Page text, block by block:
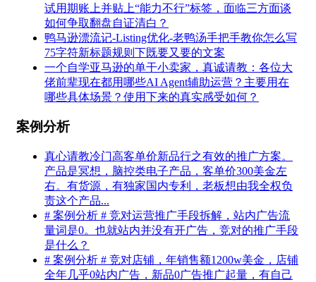
试用期账上并贴上“能力不行”标签，面临三方面谈
如何争取翻盘自证清白？
鸭马逊漂流记-Listing优化-老鸭汤手把手教你怎么写
75字符新标题规则下既要又要的文案
一个自学亚马逊的单干小卖家，真诚请教：各位大
佬前辈现在都用哪些AI Agent辅助运营？主要用在
哪些具体场景？使用下来的真实感受如何？
案例分析
真心请教冷门高客单价新品行之有效的推广方案。
产品是冥想，脑控类电子产品，客单价300美金左
右。有货源，有独家国内专利，老板想由我全权负
责这个产品...
# 案例分析 # 竞对运营推广手段拆解，站内广告流
量词是0。也就站内并没有开广告，竞对的推广手段
是什么？
# 案例分析 # 竞对店铺，年销售额1200w美金，店铺
全年几乎0站内广告，新品0广告推广起量，有自己